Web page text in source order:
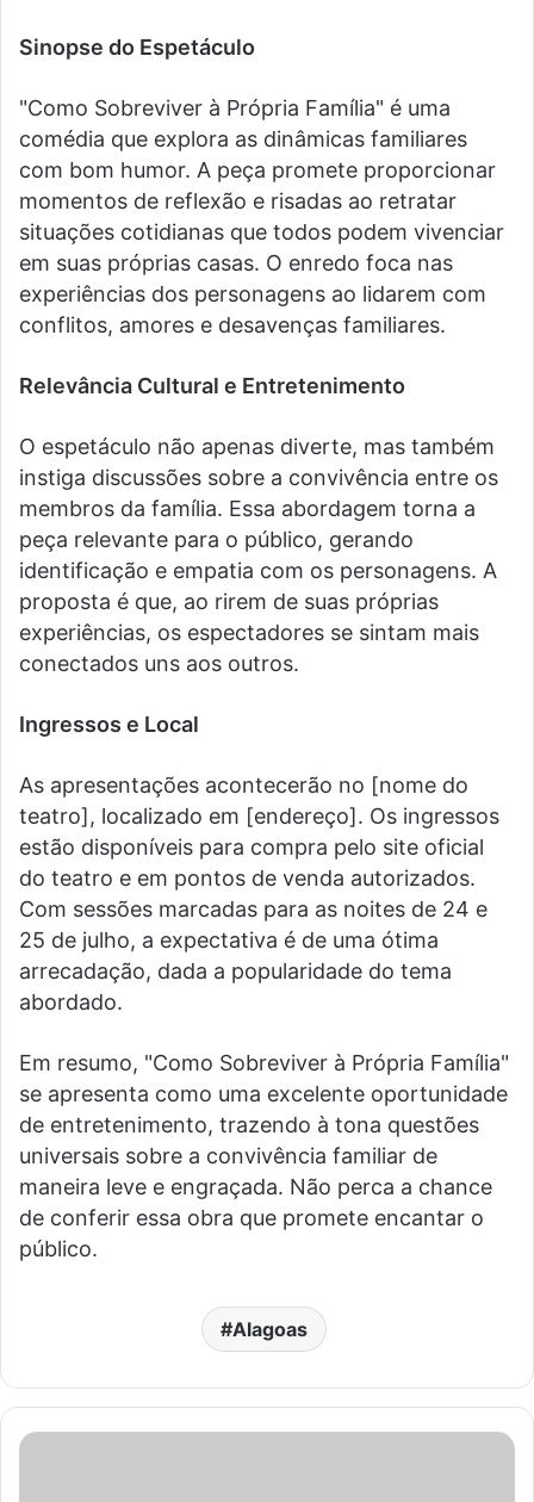
Sinopse do Espetáculo
"Como Sobreviver à Própria Família" é uma
comédia que explora as dinâmicas familiares
com bom humor. A peça promete proporcionar
momentos de reflexão e risadas ao retratar
situações cotidianas que todos podem vivenciar
em suas próprias casas. O enredo foca nas
experiências dos personagens ao lidarem com
conflitos, amores e desavenças familiares.
Relevância Cultural e Entretenimento
O espetáculo não apenas diverte, mas também
instiga discussões sobre a convivência entre os
membros da família. Essa abordagem torna a
peça relevante para o público, gerando
identificação e empatia com os personagens. A
proposta é que, ao rirem de suas próprias
experiências, os espectadores se sintam mais
conectados uns aos outros.
Ingressos e Local
As apresentações acontecerão no [nome do
teatro], localizado em [endereço]. Os ingressos
estão disponíveis para compra pelo site oficial
do teatro e em pontos de venda autorizados.
Com sessões marcadas para as noites de 24 e
25 de julho, a expectativa é de uma ótima
arrecadação, dada a popularidade do tema
abordado.
Em resumo, "Como Sobreviver à Própria Família"
se apresenta como uma excelente oportunidade
de entretenimento, trazendo à tona questões
universais sobre a convivência familiar de
maneira leve e engraçada. Não perca a chance
de conferir essa obra que promete encantar o
público.
Alagoas